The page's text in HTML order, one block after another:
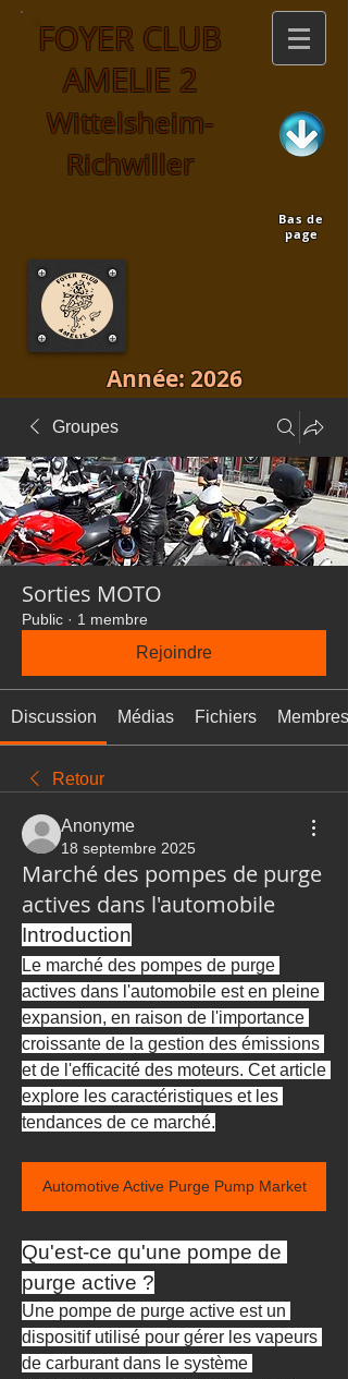
FOYER CLUB
AMELIE 2
Wittelsheim-
Richwiller
Bas de
page
Année: 2026
Groupes
Sorties MOTO
Public · 1 membre
Rejoindre
Discussion Médias Fichiers Membres
Retour
Anonyme
18 septembre 2025
Marché des pompes de purge
actives dans l'automobile
Introduction
Le marché des pompes de purge
actives dans l'automobile est en pleine
expansion, en raison de l'importance
croissante de la gestion des émissions
et de l'efficacité des moteurs. Cet article
explore les caractéristiques et les
tendances de ce marché.
Automotive Active Purge Pump Market
Qu'est-ce qu'une pompe de
purge active ?
Une pompe de purge active est un
dispositif utilisé pour gérer les vapeurs
de carburant dans le système